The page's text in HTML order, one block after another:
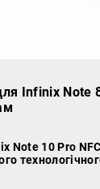
Infinix Note
Note 10 Pro